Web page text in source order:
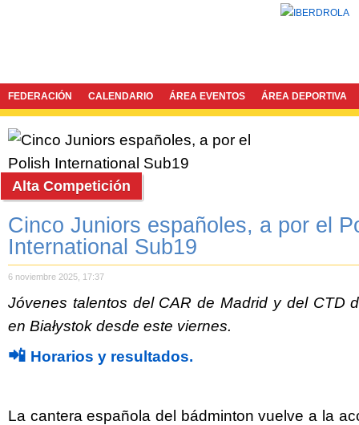
FEDERACIÓN CALENDARIO ÁREA EVENTOS ÁREA DEPORTIVA
Alta Competición
Cinco Juniors españoles, a por el
International Sub19
6 noviembre 2025, 17:37
Jóvenes talentos del CAR de Madrid y del CTD
en Białystok desde este viernes.
📲 Horarios y resultados.
La cantera española del bádminton vuelve a la